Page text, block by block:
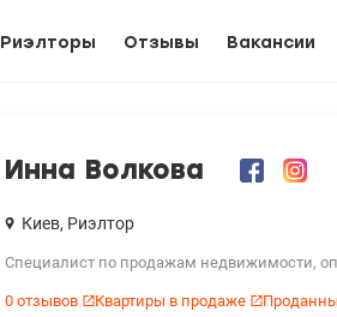
Риэлторы Отзывы Вакансии
Инна Волкова
Киев, Риэлтор
Специалист по продажам недвижимости,
0 отзывов Квартиры в продаже